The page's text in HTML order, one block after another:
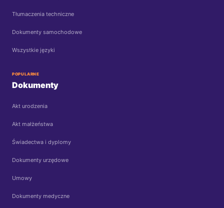
Tłumaczenia techniczne
Dokumenty samochodowe
Wszystkie języki
POPULARNE
Dokumenty
Akt urodzenia
Akt małżeństwa
Świadectwa i dyplomy
Dokumenty urzędowe
Umowy
Dokumenty medyczne